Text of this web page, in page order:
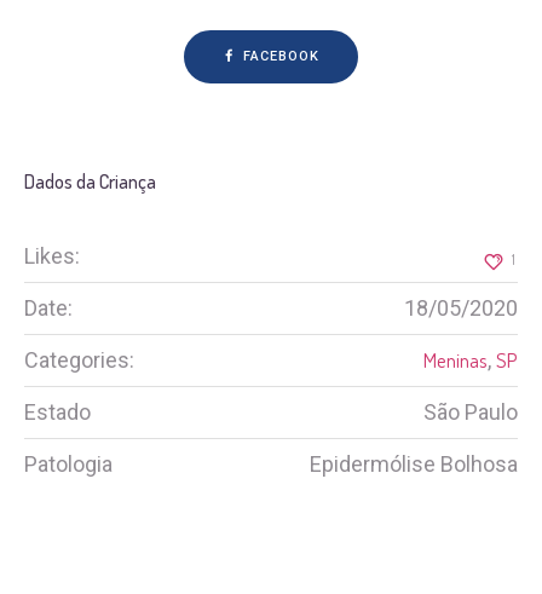
FACEBOOK
Dados da Criança
Likes: 1
Date: 18/05/2020
Categories: Meninas,SP
Estado São Paulo
Patologia Epidermólise Bolhosa